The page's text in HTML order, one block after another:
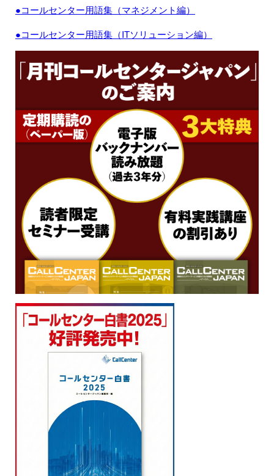
●コールセンター用語集（マネジメント編）
●コールセンター用語集（ITソリューション編）